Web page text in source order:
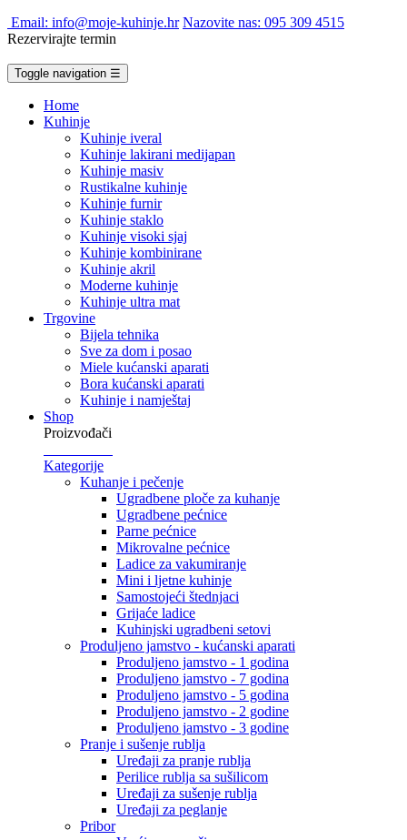
Email: info@moje-kuhinje.hr Nazovite nas: 095 309 4515
Rezervirajte termin
Toggle navigation ☰
Home
Kuhinje
Kuhinje iveral
Kuhinje lakirani medijapan
Kuhinje masiv
Rustikalne kuhinje
Kuhinje furnir
Kuhinje staklo
Kuhinje visoki sjaj
Kuhinje kombinirane
Kuhinje akril
Moderne kuhinje
Kuhinje ultra mat
Trgovine
Bijela tehnika
Sve za dom i posao
Miele kućanski aparati
Bora kućanski aparati
Kuhinje i namještaj
Shop
Proizvođači
Kategorije
Kuhanje i pečenje
Ugradbene ploče za kuhanje
Ugradbene pećnice
Parne pećnice
Mikrovalne pećnice
Ladice za vakumiranje
Mini i ljetne kuhinje
Samostojeći štednjaci
Grijaće ladice
Kuhinjski ugradbeni setovi
Produljeno jamstvo - kućanski aparati
Produljeno jamstvo - 1 godina
Produljeno jamstvo - 7 godina
Produljeno jamstvo - 5 godina
Produljeno jamstvo - 2 godine
Produljeno jamstvo - 3 godine
Pranje i sušenje rublja
Uređaji za pranje rublja
Perilice rublja sa sušilicom
Uređaji za sušenje rublja
Uređaji za peglanje
Pribor